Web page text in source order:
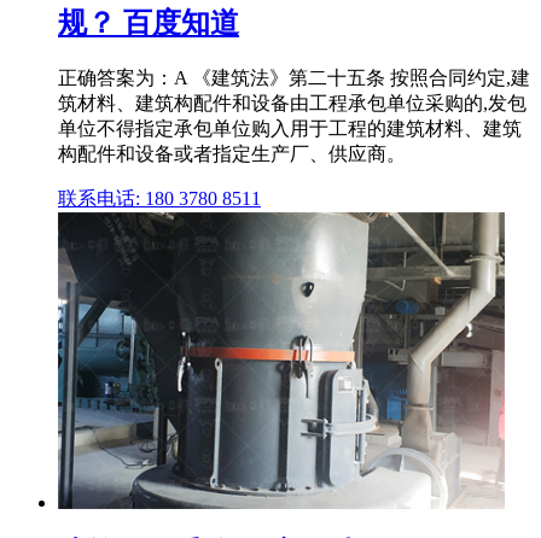
规？ 百度知道
正确答案为：A 《建筑法》第二十五条 按照合同约定,建
筑材料、建筑构配件和设备由工程承包单位采购的,发包
单位不得指定承包单位购入用于工程的建筑材料、建筑
构配件和设备或者指定生产厂、供应商。
联系电话: 180 3780 8511